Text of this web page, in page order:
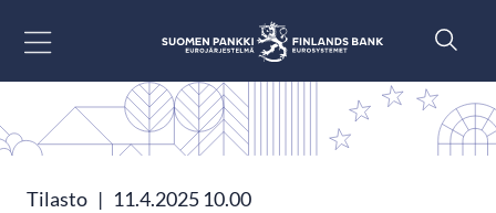
Tilasto | 11.4.2025 10.00